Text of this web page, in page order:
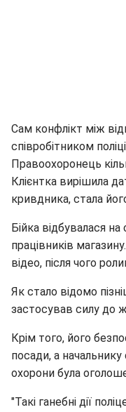
Сам конфлікт між
співробітником
Правоохоронець
Клієнтка вирішила
кривдника, стала
Бійка відбувалася
працівників
відео, після чого
Як стало відомо
застосував силу до
Крім того, його
посади, а начальнику
охорони була
"Такі ганебні дії